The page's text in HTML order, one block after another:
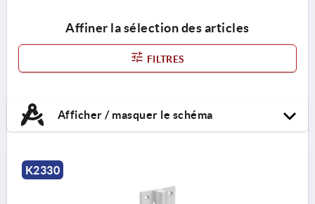
Affiner la sélection des articles
FILTRES
Afficher / masquer le schéma
K2330